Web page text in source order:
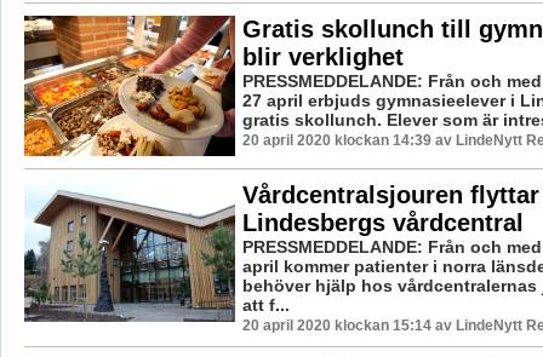
Gratis skollunch till
blir verklighet
PRESSMEDDELANDE: Från och
27 april erbjuds gymnasieelever i
gratis skollunch. Elever som är
20 april 2020 klockan 14:39 av LindeNytt
Vårdcentralsjouren
Lindesbergs vårdcentral
PRESSMEDDELANDE: Från och
april kommer patienter i norra
behöver hjälp hos
att f...
20 april 2020 klockan 15:14 av LindeNytt